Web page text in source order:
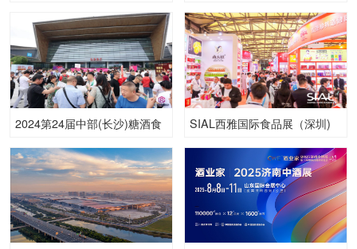
会（上海）
2024第24届中部(长沙)糖酒食
SIAL西雅国际食品展（深圳)